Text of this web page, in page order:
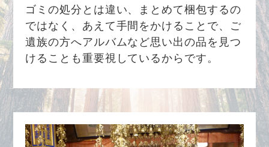
ゴミの処分とは違い、まとめて梱包するの
ではなく、あえて手間をかけることで、ご
遺族の方へアルバムなど思い出の品を見つ
けることも重要視しているからです。